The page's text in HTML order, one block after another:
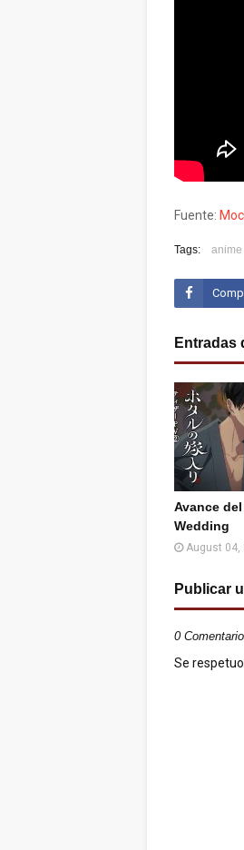
Fuente:
Tags: anime
Entradas
Avance
Wedding
August 04,
Publicar
0
Se